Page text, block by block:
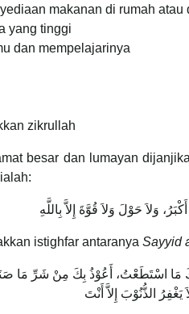
makanan di rumah atau
yang tinggi
dan mempelajarinya
zikrullah
besar dan lumayan
وَلاَ حَوْلَ وَلاَ قُوَّةَ إِلاَّ بِاللَّهِ
istighfar antaranya Sayyid
مَا اسْتَطَعْتُ، أَعُوْذُ بِكَ مِنْ شَرِّ مَا
يَغْفِرُ الذُّنُوْبَ إِلاَّ أَنْتَ